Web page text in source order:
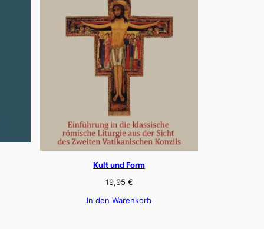
Kult und Form
19,95 €
In den Warenkorb